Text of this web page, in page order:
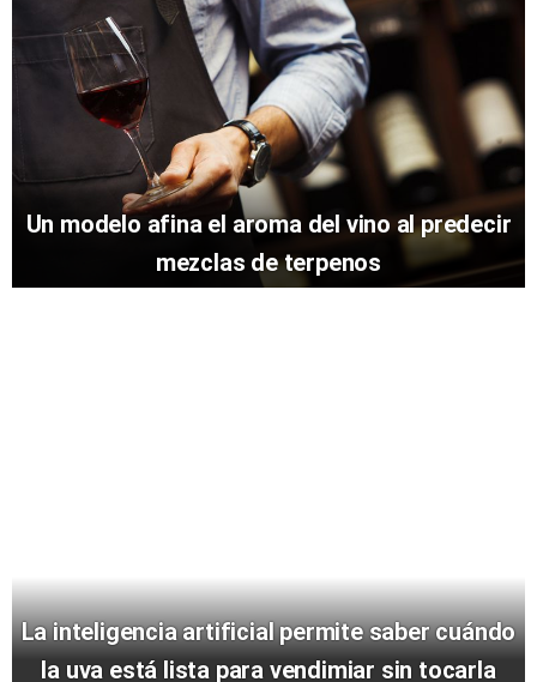
Un modelo afina el aroma del vino al predecir
mezclas de terpenos
La inteligencia artificial permite saber cuándo
la uva está lista para vendimiar sin tocarla